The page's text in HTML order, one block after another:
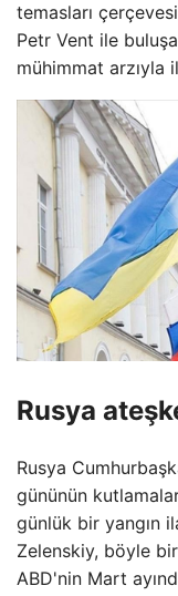
temasları
Petr Vent ile
mühimmat arzıyla
Rusya
Rusya
gününün
günlük bir yangın
Zelenskiy, böyle
ABD'nin Mart